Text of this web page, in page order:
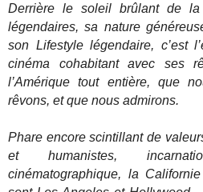
Derrière le soleil brûlant de la
légendaires, sa nature
son Lifestyle légendaire, c’est
cinéma cohabitant avec ses
l’Amérique tout entière, que
rêvons, et que nous admirons.
Phare encore scintillant de
et humanistes,
cinématographique, la